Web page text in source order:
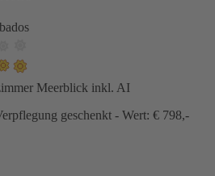
Meerblick inkl. AI
geschenkt - Wert: € 798,-